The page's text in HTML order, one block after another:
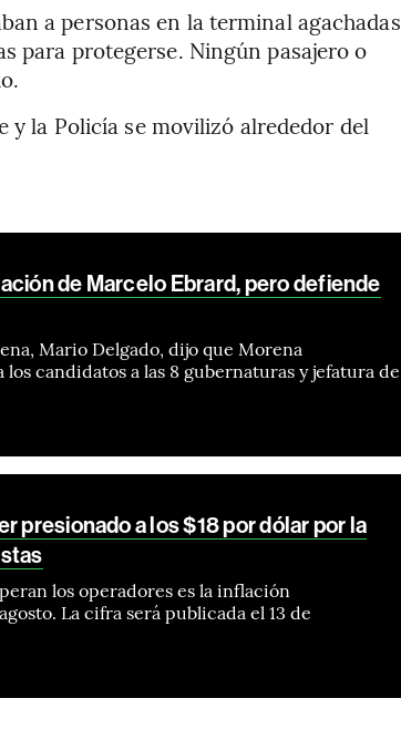
a personas en la terminal agachadas
para protegerse. Ningún pasajero o
la Policía se movilizó alrededor del
de Marcelo Ebrard, pero defiende
Mario Delgado, dijo que Morena
candidatos a las 8 gubernaturas y jefatura de
presionado a los $18 por dólar por la
los operadores es la inflación
La cifra será publicada el 13 de